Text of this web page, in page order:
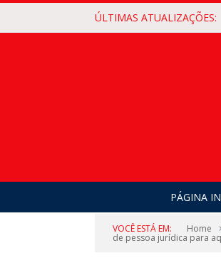
ÚLTIMAS ATUALIZAÇÕES:
PÁGINA
VOCÊ ESTÁ EM: Home
de pessoa jurídica para